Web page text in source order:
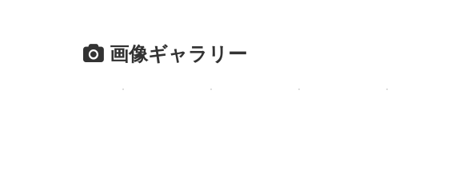
画像ギャラリー